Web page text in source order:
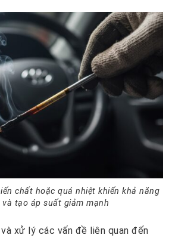
chất hoặc quá nhiệt khiến khả năng
tạo áp suất giảm mạnh
xử lý các vấn đề liên quan đến